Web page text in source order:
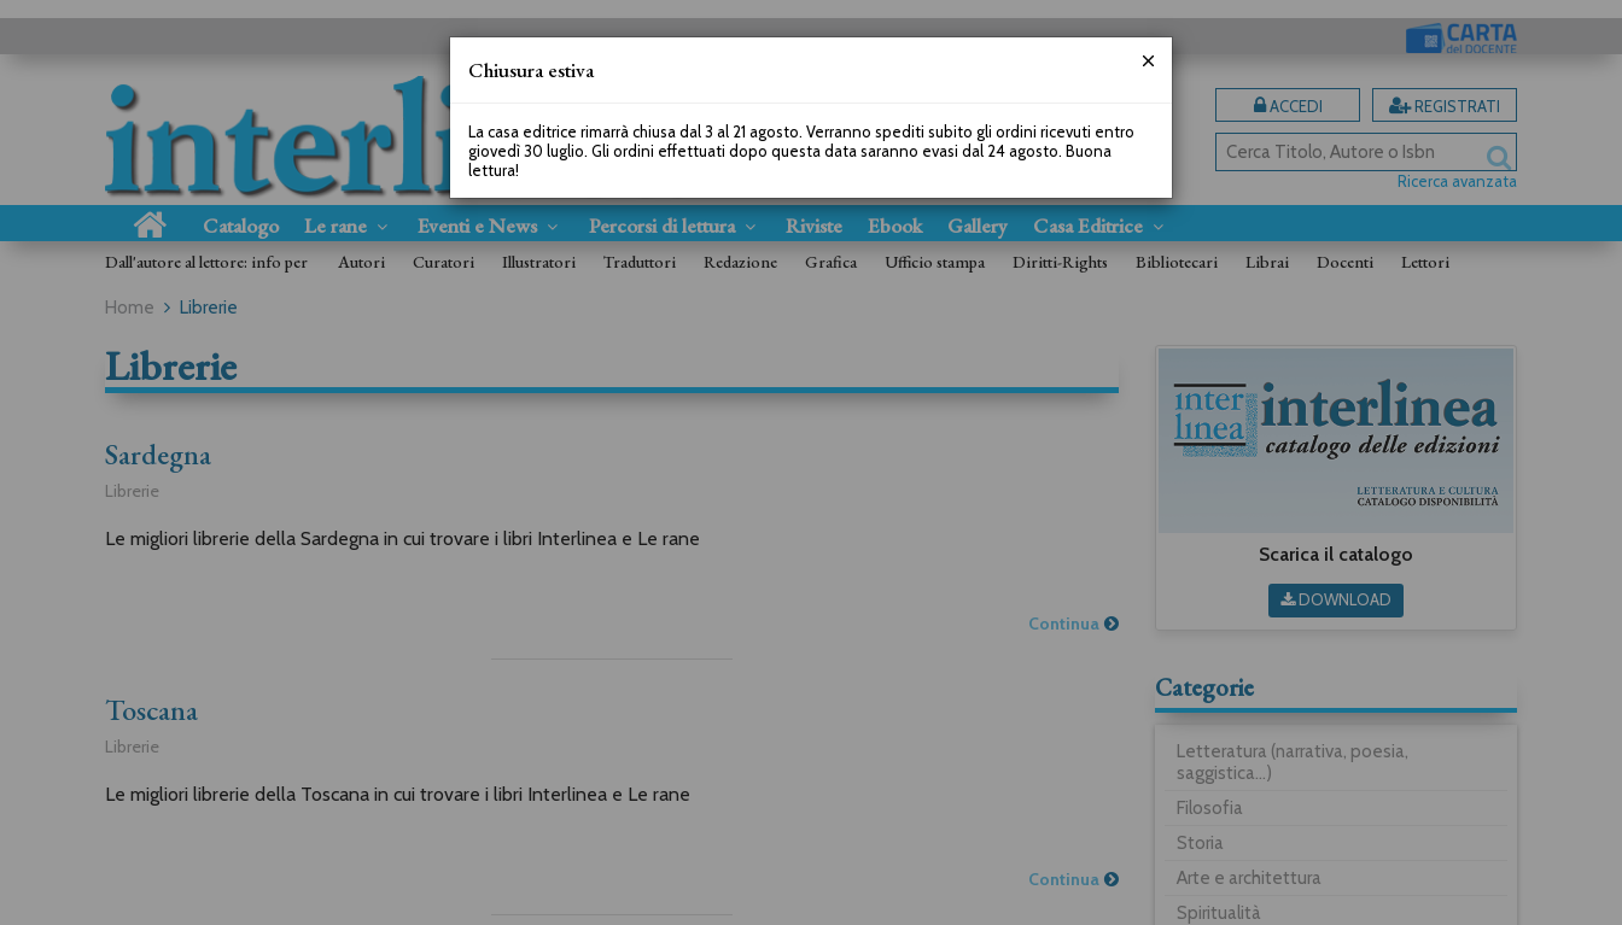
ACCEDI REGISTRATI
Ricerca avanzata
Catalogo Le rane Eventi e News Percorsi di lettura Riviste Ebook Gallery Casa Editrice
Dall'autore al lettore: info per Autori Curatori Illustratori Traduttori Redazione Grafica Ufficio stampa Diritti-Rights Bibliotecari Librai Docenti Lettori
Home Librerie
Librerie
Sardegna
Librerie
Le migliori librerie della Sardegna in cui trovare i libri Interlinea e Le rane
Continua
Toscana
Librerie
Le migliori librerie della Toscana in cui trovare i libri Interlinea e Le rane
Continua
Scarica il catalogo
DOWNLOAD
Categorie
Letteratura (narrativa, poesia,
saggistica...)
Filosofia
Storia
Arte e architettura
Spiritualità
Chiusura estiva
La casa editrice rimarrà chiusa dal 3 al 21 agosto. Verranno spediti subito gli ordini ricevuti entro
giovedì 30 luglio. Gli ordini effettuati dopo questa data saranno evasi dal 24 agosto. Buona
lettura!